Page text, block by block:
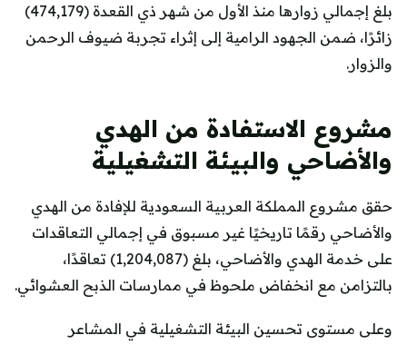
بلغ إجمالي زوارها منذ الأول من شهر ذي القعدة (474,179)
زائرًا، ضمن الجهود الرامية إلى إثراء تجربة ضيوف الرحمن
والزوار.
مشروع الاستفادة من الهدي
والأضاحي والبيئة التشغيلية
حقق مشروع المملكة العربية السعودية للإفادة من الهدي
والأضاحي رقمًا تاريخيًا غير مسبوق في إجمالي التعاقدات
على خدمة الهدي والأضاحي، بلغ (1,204,087) تعاقدًا،
بالتزامن مع انخفاض ملحوظ في ممارسات الذبح العشوائي.
وعلى مستوى تحسين البيئة التشغيلية في المشاعر